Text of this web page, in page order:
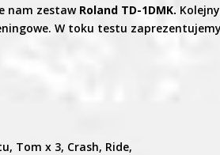
nam zestaw Roland TD-1DMK.
W toku testu
Tom x 3, Crash, Ride,